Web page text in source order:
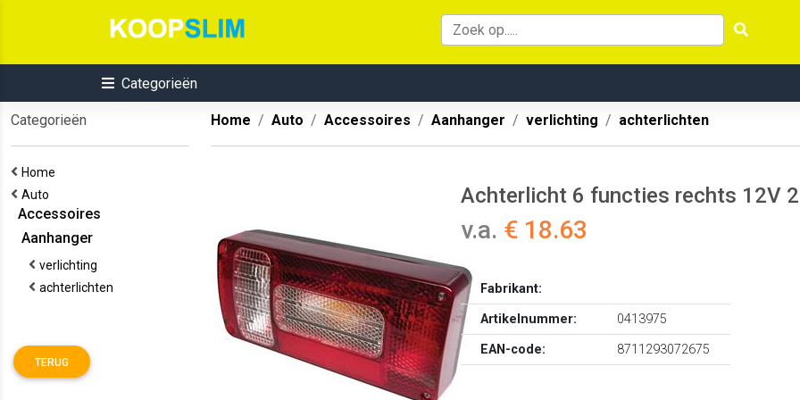
Categorieën
Categorieën
Home
Auto
Accessoires
Aanhanger
verlichting
achterlichten
TERUG
Home Auto Accessoires Aanhanger verlichting achterlichten
Achterlicht 6 functies rechts 12V
v.a. € 18.63
Fabrikant:
Artikelnummer:
0413975
EAN-code:
8711293072675